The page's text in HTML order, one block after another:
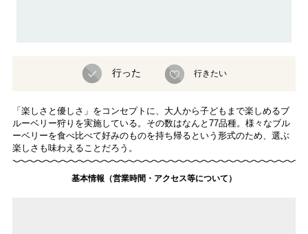
行った 行きたい
「楽しさと優しさ」をコンセプトに、大人から子どもまで楽しめるブ
ルーベリー狩りを実施している。その数はなんと77品種。様々なブル
ーベリーを食べ比べて好みのものを持ち帰るという形式のため、選ぶ
楽しさも味わえることだろう。
基本情報（営業時間・アクセス等について）